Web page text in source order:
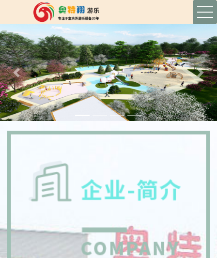
Previous Next